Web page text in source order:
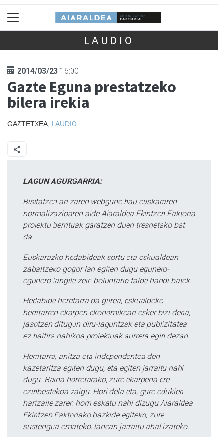
LAUDIO
2014/03/23 16:00
Gazte Eguna prestatzeko
bilera irekia
GAZTETXEA, LAUDIO
LAGUN AGURGARRIA:
Bisitatzen ari zaren webgune hau euskararen
normalizazioaren alde Aiaraldea Ekintzen Faktoria
proiektu berrituak garatzen duen tresnetako bat
da.
Euskarazko hedabideak sortu eta eskualdean
zabaltzeko gogor lan egiten dugu egunero-
egunero langile zein boluntario talde handi batek.
Hedabide herritarra da gurea, eskualdeko
herritarren ekarpen ekonomikoari esker bizi dena,
jasotzen ditugun diru-laguntzak eta publizitatea
ez baitira nahikoa proiektuak aurrera egin dezan.
Herritarra, anitza eta independentea den
kazetaritza egiten dugu, eta egiten jarraitu nahi
dugu. Baina horretarako, zure ekarpena ere
ezinbestekoa zaigu. Hori dela eta, gure edukien
hartzaile zaren horri eskatu nahi dizugu Aiaraldea
Ekintzen Faktoriako bazkide egiteko, zure
sustengua emateko, lanean jarraitu ahal izateko.